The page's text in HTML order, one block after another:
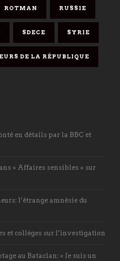
ROTMAN RUSSIE
SDECE SYRIE
DE LA RÉPUBLIQUE
en détails par la BBC et
« Affaires sensibles » sur
l’étrange amnésie du
et collèges sur l’investigation
au Bataclan: « Je suis un